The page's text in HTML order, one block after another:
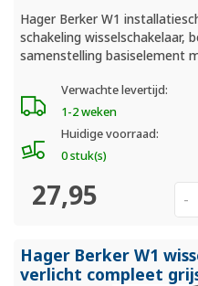
Hager Berker W1
schakeling wisselschakelaar,
samenstelling basiselement
Verwachte levertijd:
1-2 weken
Huidige voorraad:
0 stuk(s)
27,95 -
Hager Berker W1
verlicht compleet